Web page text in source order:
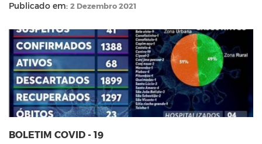
Publicado em: 2 Dezembro 2021
BOLETIM COVID - 19